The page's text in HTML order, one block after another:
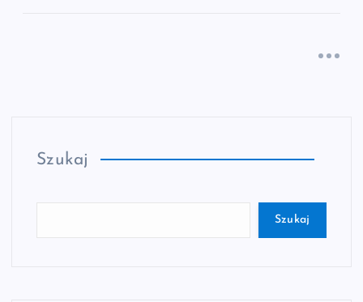
Szukaj
Szukaj